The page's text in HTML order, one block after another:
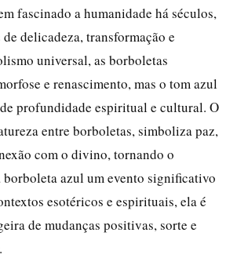
fascinado a humanidade há séculos,
delicadeza, transformação e
universal, as borboletas
e renascimento, mas o tom azul
profundidade espiritual e cultural. O
entre borboletas, simboliza paz,
com o divino, tornando o
borboleta azul um evento significativo
esotéricos e espirituais, ela é
de mudanças positivas, sorte e